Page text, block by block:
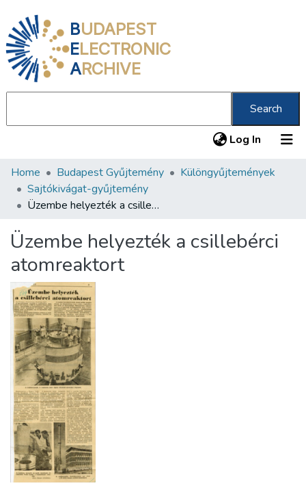
BUDAPEST
ELECTRONIC
ARCHIVE
Search
Log In (current)
Communities & Collections
All of DSpace
Statistics
About us
Home Budapest Gyűjtemény
Különgyűjtemények
Sajtókivágat-gyűjtemény
Üzembe helyezték a csillebérci atomreaktort
Üzembe helyezték a csillebérci
atomreaktort